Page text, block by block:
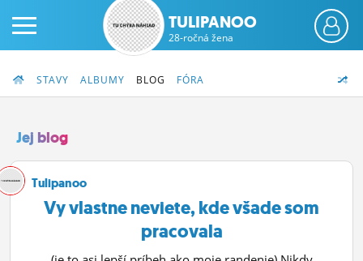
PRIHLÁS SA
ČINŽIAK
TULIPANOO
28-ročná žena
STAVY ALBUMY BLOG FÓRA
Jej blog
Tulipanoo
Vy vlastne neviete, kde všade som
pracovala